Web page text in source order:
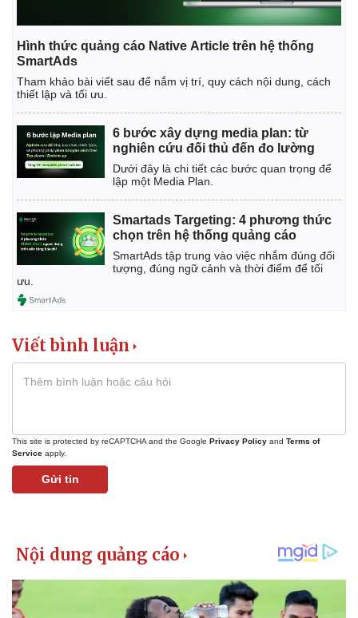
Thế giới
Quan sát
Cuộc sống đó đây
Hồ sơ
Multimedia
Video
Hình thức quảng cáo Native Article trên hệ thống
SmartAds
Tham khảo bài viết sau để nắm vị trí, quy cách nội dung, cách
thiết lập và tối ưu.
6 bước xây dựng media plan: từ
nghiên cứu đối thủ đến đo lường
Dưới đây là chi tiết các bước quan trọng để
lập một Media Plan.
Smartads Targeting: 4 phương thức
chọn trên hệ thống quảng cáo
SmartAds tập trung vào việc nhắm đúng đối
tượng, đúng ngữ cảnh và thời điểm để tối
ưu.
Viết bình luận
This site is protected by reCAPTCHA and the Google Privacy Policy and Terms of
Service apply.
Gửi tin